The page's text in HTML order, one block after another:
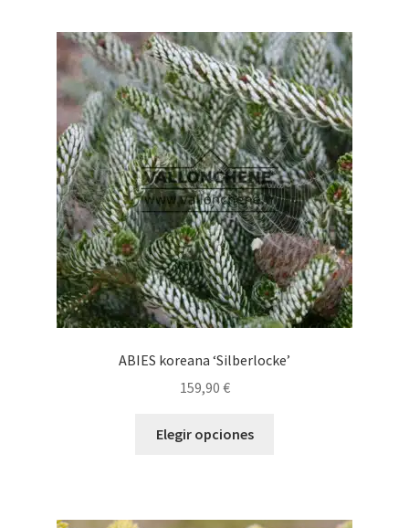
ABIES koreana ‘Silberlocke’
159,90 €
Elegir opciones
variantes.